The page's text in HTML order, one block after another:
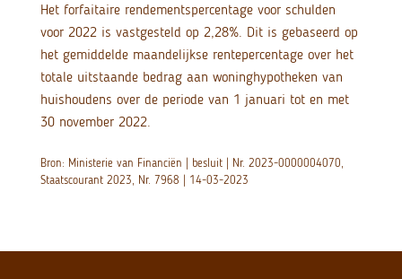
Het forfaitaire rendementspercentage voor schulden
voor 2022 is vastgesteld op 2,28%. Dit is gebaseerd op
het gemiddelde maandelijkse rentepercentage over het
totale uitstaande bedrag aan woninghypotheken van
huishoudens over de periode van 1 januari tot en met
30 november 2022.
Bron: Ministerie van Financiën | besluit | Nr. 2023-0000004070,
Staatscourant 2023, Nr. 7968 | 14-03-2023